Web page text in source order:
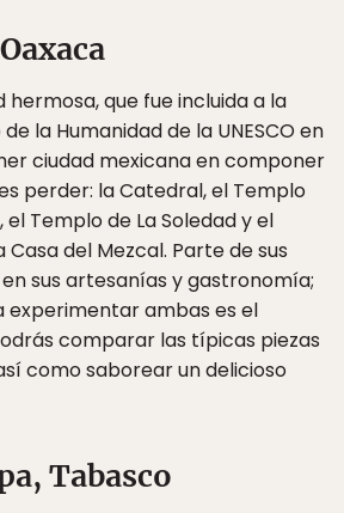
hermosa, que fue incluida a la
la Humanidad de la UNESCO en
ciudad mexicana en componer
perder: la Catedral, el Templo
Templo de La Soledad y el
del Mezcal. Parte de sus
sus artesanías y gastronomía;
experimentar ambas es el
comparar las típicas piezas
como saborear un delicioso
Tabasco